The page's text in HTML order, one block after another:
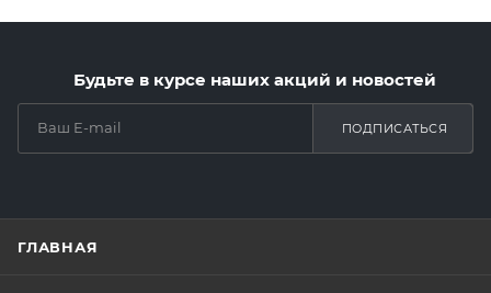
Будьте в курсе наших акций и новостей
ПОДПИСАТЬСЯ
ГЛАВНАЯ